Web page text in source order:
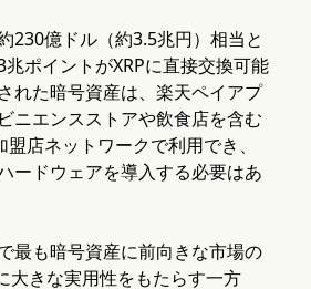
230億ドル（約3.5兆円）相当と
ポイントがXRPに直接交換可能
れた暗号資産は、楽天ペイアプ
ニエンスストアや飲食店を含む
店ネットワークで利用でき、
ードウェアを導入する必要はあ
最も暗号資産に前向きな市場の
大きな実用性をもたらす一方